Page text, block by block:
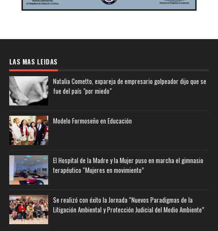
LAS MAS LEIDAS
Natalia Cometto, expareja de empresario golpeador dijo que se
fue del país "por miedo"
Modelo Formoseño en Educación
El Hospital de la Madre y la Mujer puso en marcha el gimnasio
terapéutico “Mujeres en movimiento”
Se realizó con éxito la Jornada “Nuevos Paradigmas de la
Litigación Ambiental y Protección Judicial del Medio Ambiente”